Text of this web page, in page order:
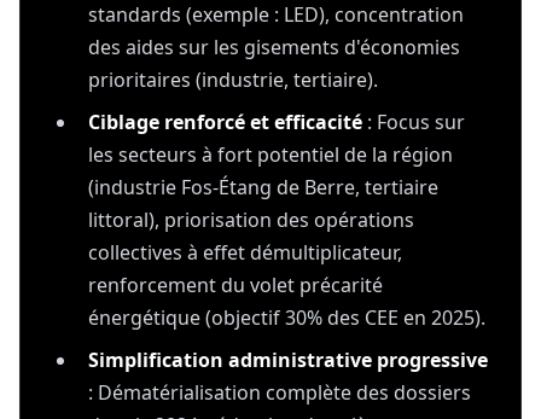
standards (exemple : LED), concentration
des aides sur les gisements d'économies
prioritaires (industrie, tertiaire).
Ciblage renforcé et efficacité : Focus sur
les secteurs à fort potentiel de la région
(industrie Fos-Étang de Berre, tertiaire
littoral), priorisation des opérations
collectives à effet démultiplicateur,
renforcement du volet précarité
énergétique (objectif 30% des CEE en 2025).
Simplification administrative progressive
: Dématérialisation complète des dossiers